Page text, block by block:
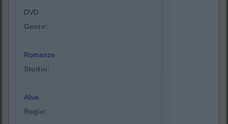
DVD
Genre:
Romanze
Studio:
Alive
Regie: